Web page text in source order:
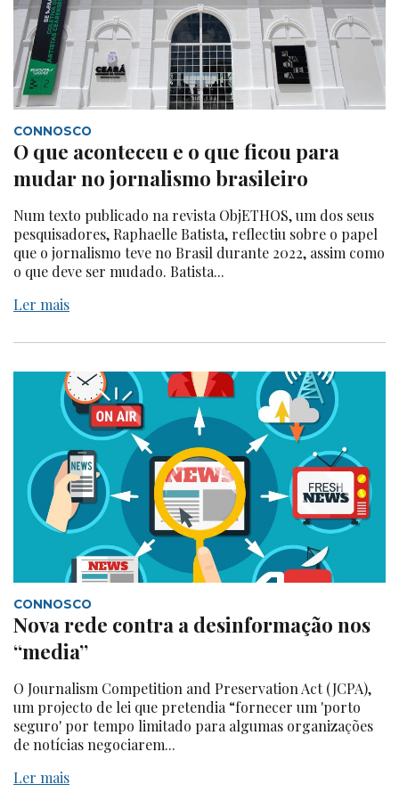
CONNOSCO
O que aconteceu e o que ficou para
mudar no jornalismo brasileiro
Num texto publicado na revista ObjETHOS, um dos seus
pesquisadores, Raphaelle Batista, reflectiu sobre o papel
que o jornalismo teve no Brasil durante 2022, assim como
o que deve ser mudado. Batista...
Ler mais
CONNOSCO
Nova rede contra a desinformação nos
“media”
O Journalism Competition and Preservation Act (JCPA),
um projecto de lei que pretendia “fornecer um 'porto
seguro' por tempo limitado para algumas organizações
de notícias negociarem...
Ler mais